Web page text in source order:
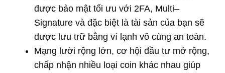
được bảo mật tối ưu với 2FA, Multi–
Signature và đặc biệt là tài sản của bạn sẽ
được lưu trữ bằng ví lạnh vô cùng an toàn.
Mạng lười rộng lớn, cơ hội đầu tư mở rộng,
chấp nhận nhiều loại coin khác nhau giúp